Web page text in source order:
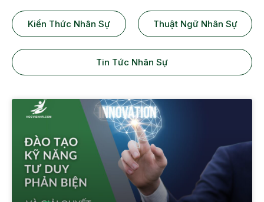
Kiến Thức Nhân Sự Thuật Ngữ Nhân Sự
Tin Tức Nhân Sự